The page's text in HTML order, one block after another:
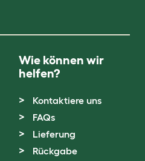
Wie können wir
helfen?
Kontaktiere uns
FAQs
Lieferung
Rückgabe